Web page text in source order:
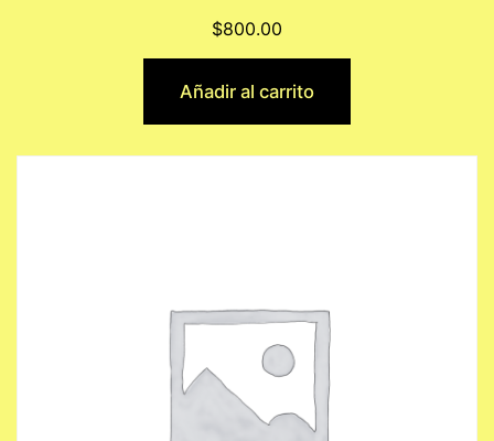
$800.00
Añadir al carrito